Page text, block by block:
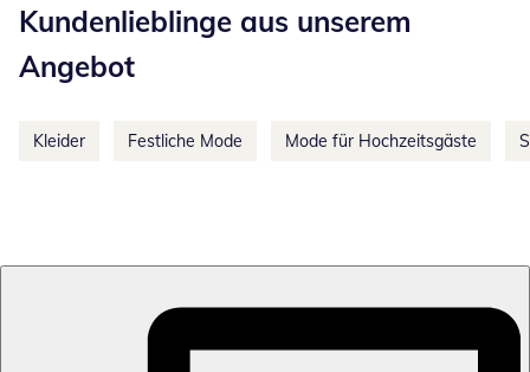
Kundenlieblinge aus unserem
Angebot
Kleider Festliche Mode Mode für Hochzeitsgäste